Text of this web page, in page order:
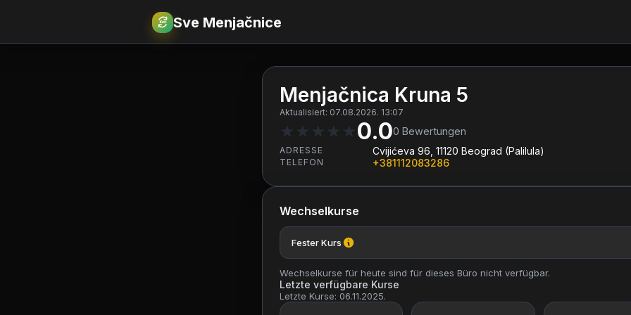
€RSD Sve Menjačnice
Menjačnica Kruna 5
Aktualisiert: 07.08.2026. 13:07
★ ★ ★ ★ ★0.00 Bewertungen
ADRESSE Cvijićeva 96, 11120 Beograd (Palilula)
TELEFON +381112083286
Wechselkurse
Fester Kurs
Wechselkurse für heute sind für dieses Büro nicht verfügbar.
Letzte verfügbare Kurse
Letzte Kurse: 06.11.2025.